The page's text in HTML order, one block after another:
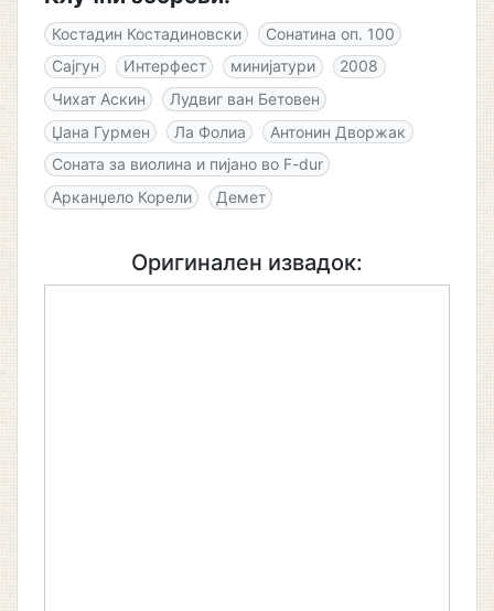
Костадин Костадиновски
Сонатина оп. 100
Сајгун
Интерфест минијатури
2008
Чихат Аскин
Лудвиг ван Бетовен
Џана Гурмен
Ла Фолиа
Антонин Дворжак
Соната за виолина и пијано во F-dur
Арканџело Корели
Демет
Оригинален извадок: